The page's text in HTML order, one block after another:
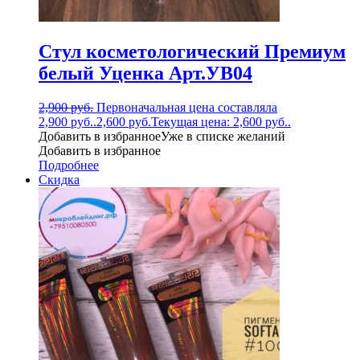
Стул косметологический Премиум
белый Уценка Арт.УВ04
2,900руб. Первоначальная цена составляла
2,900 руб..2,600 руб.Текущая цена: 2,600 руб..
Добавить в избранноеУже в списке желаний
Добавить в избранное
Подробнее
Скидка